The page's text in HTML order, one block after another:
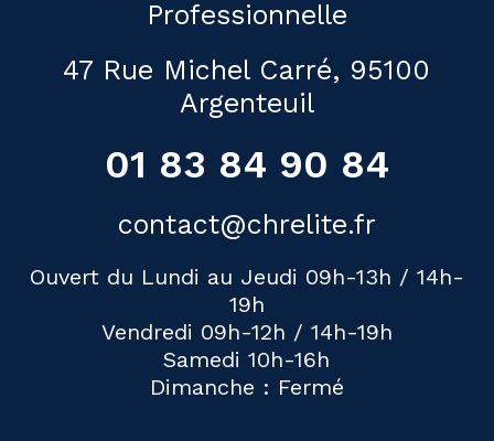
Professionnelle
47 Rue Michel Carré, 95100
Argenteuil
01 83 84 90 84
contact@chrelite.fr
Ouvert du Lundi au Jeudi 09h-13h / 14h-
19h
Vendredi 09h-12h / 14h-19h
Samedi 10h-16h
Dimanche : Fermé